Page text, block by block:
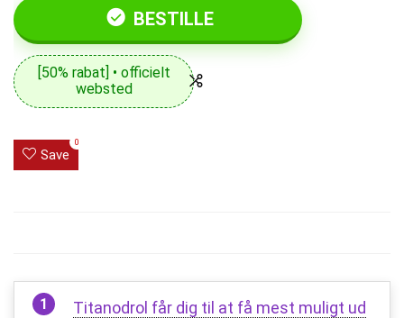
BESTILLE
[50% rabat] • officielt
websted
Save
0
Titanodrol får dig til at få mest muligt ud